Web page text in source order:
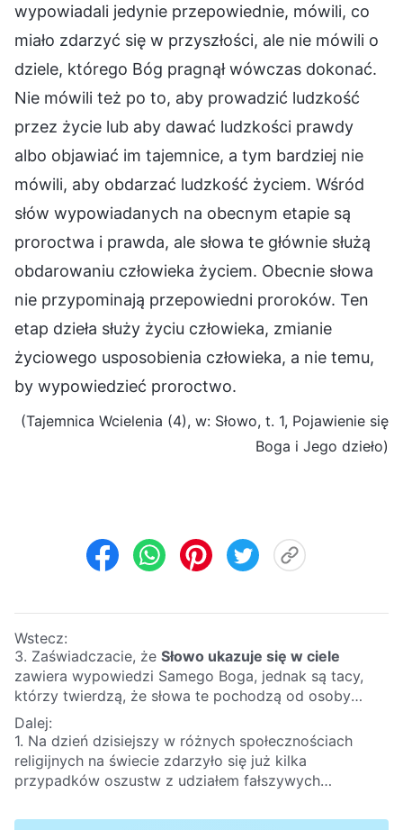
wypowiadali jedynie przepowiednie, mówili, co
miało zdarzyć się w przyszłości, ale nie mówili o
dziele, którego Bóg pragnął wówczas dokonać.
Nie mówili też po to, aby prowadzić ludzkość
przez życie lub aby dawać ludzkości prawdy
albo objawiać im tajemnice, a tym bardziej nie
mówili, aby obdarzać ludzkość życiem. Wśród
słów wypowiadanych na obecnym etapie są
proroctwa i prawda, ale słowa te głównie służą
obdarowaniu człowieka życiem. Obecnie słowa
nie przypominają przepowiedni proroków. Ten
etap dzieła służy życiu człowieka, zmianie
życiowego usposobienia człowieka, a nie temu,
by wypowiedzieć proroctwo.
(Tajemnica Wcielenia (4), w: Słowo, t. 1, Pojawienie się
Boga i Jego dzieło)
Wstecz:
3. Zaświadczacie, że Słowo ukazuje się w ciele
zawiera wypowiedzi Samego Boga, jednak są tacy,
którzy twierdzą, że słowa te pochodzą od osoby
oświeconej przez Ducha Świętego. Jaka jest różnica
między słowami wyrażonymi przez Boga wcielonego
a słowami osoby oświeconej przez Ducha Świętego?
Dalej:
1. Na dzień dzisiejszy w różnych społecznościach
religijnych na świecie zdarzyło się już kilka
przypadków oszustw z udziałem fałszywych
Chrystusami, ponieważ nie byli w stanie przejrzeć ich